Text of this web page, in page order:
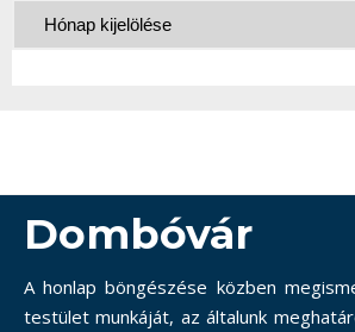
Dombóvár
A honlap böngészése közben
testület munkáját, az általunk